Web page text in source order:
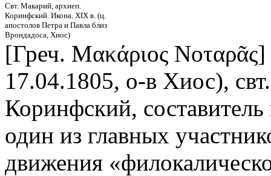
Свт. Макарий, архиеп.
Коринфский. Икона. XIX в. (ц.
апостолов Петра и Павла близ
Врондадоса, Хиос)
[Греч. Μακάριος
17.04.1805, о-в Хиос),
Коринфский,
один из главных
движения